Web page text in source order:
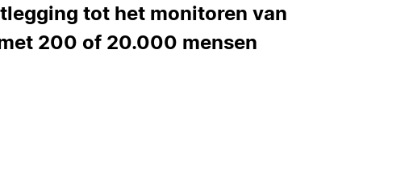
tot het monitoren van
200 of 20.000 mensen